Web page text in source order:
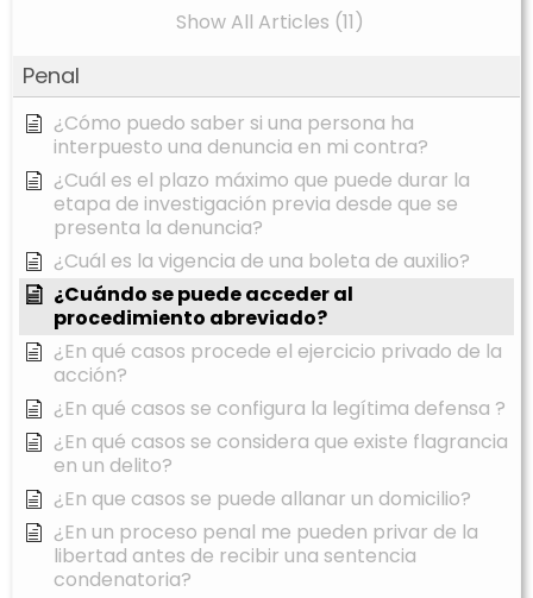
Show All Articles (11)
Penal
¿Cómo puedo saber si una persona ha
interpuesto una denuncia en mi contra?
¿Cuál es el plazo máximo que puede durar la
etapa de investigación previa desde que se
presenta la denuncia?
¿Cuál es la vigencia de una boleta de auxilio?
¿Cuándo se puede acceder al
procedimiento abreviado?
¿En qué casos procede el ejercicio privado de la
acción?
¿En qué casos se configura la legítima defensa ?
¿En qué casos se considera que existe flagrancia
en un delito?
¿En que casos se puede allanar un domicilio?
¿En un proceso penal me pueden privar de la
libertad antes de recibir una sentencia
condenatoria?